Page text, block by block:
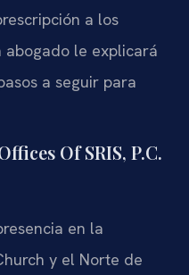
a los
abogado le explicará
a seguir para
Of SRIS, P.C.
en la
y el Norte de